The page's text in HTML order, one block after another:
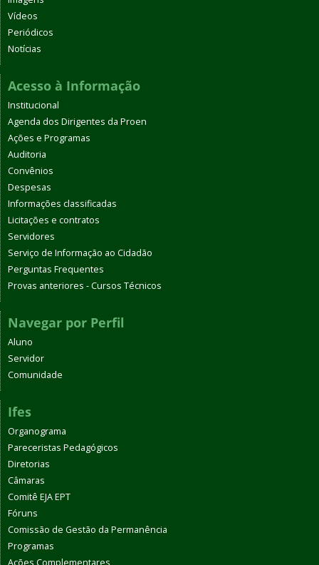
Vídeos
Periódicos
Notícias
Acesso à Informação
Institucional
Agenda dos Dirigentes da Proen
Ações e Programas
Auditoria
Convênios
Despesas
Informações classificadas
Licitações e contratos
Servidores
Serviço de Informação ao Cidadão
Perguntas Frequentes
Provas anteriores - Cursos Técnicos
Navegar por Perfil
Aluno
Servidor
Comunidade
Ifes
Organograma
Pareceristas Pedagógicos
Diretorias
Câmaras
Comitê EJA EPT
Fóruns
Comissão de Gestão da Permanência
Programas
Ações Complementares